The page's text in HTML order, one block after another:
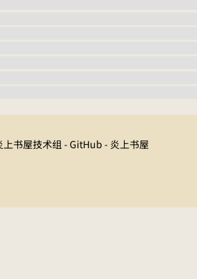
书屋技术组 - GitHub - 炎上书屋